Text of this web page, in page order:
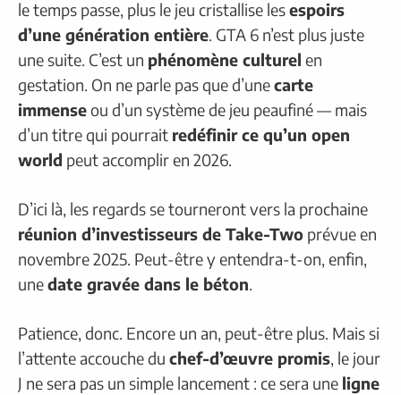
le temps passe, plus le jeu cristallise lesespoirs
d’une génération entière. GTA 6 n’est plus juste
une suite. C’est un phénomène culturel en
gestation. On ne parle pas que d’unecarte
immenseou d’un système de jeu peaufiné — mais
d’un titre qui pourrait redéfinir ce qu’un open
world peut accomplir en 2026.
D’ici là, les regards se tourneront vers la prochaine
réunion d’investisseurs de Take-Two prévue en
novembre 2025. Peut-être y entendra-t-on, enfin,
unedate gravée dans le béton.
Patience, donc. Encore un an, peut-être plus. Mais si
l’attente accouche du chef-d’œuvre promis, le jour
J ne sera pas un simple lancement : ce sera une ligne